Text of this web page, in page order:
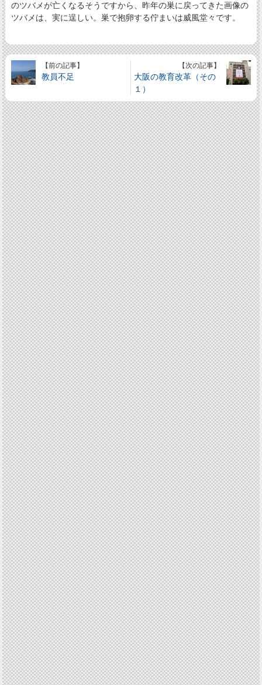
のツバメが亡くなるそうですから、昨年の巣に戻ってきた画像の
ツバメは、実に逞しい。巣で抱卵する佇まいは威風堂々です。
【前の記事】
教員不足
【次の記事】
大阪の教育改革（その
１）